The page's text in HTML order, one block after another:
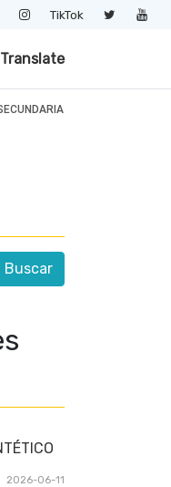
TikTok
Translate
2026-06-11